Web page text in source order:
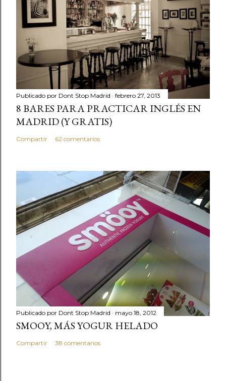
Publicado por Dont Stop Madrid febrero 27, 2013
8 BARES PARA PRACTICAR INGLÉS EN
MADRID (Y GRATIS)
Compartir 62 comentarios
Publicado por Dont Stop Madrid mayo 18, 2012
SMOOY, MÁS YOGUR HELADO
Compartir 38 comentarios